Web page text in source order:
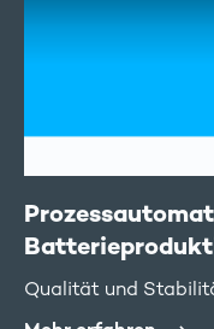
Qualität und